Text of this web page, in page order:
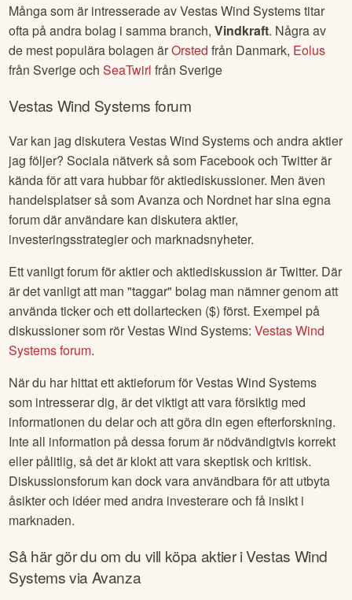
Många som är intresserade avVestas Wind Systemstitar
ofta på andra bolag i samma branch,Vindkraft. Några av
de mest populära bolagen ärOrsted från Danmark, Eolus
frånSverigeochSeaTwirl frånSverige
Vestas Wind Systems forum
Var kan jag diskuteraVestas Wind Systemsoch andra aktier
jag följer? Sociala nätverk så som Facebook och Twitter är
kända för att vara hubbar för aktiediskussioner. Men även
handelsplatser så som Avanza och Nordnet har sina egna
forum där användare kan diskutera aktier,
investeringsstrategier och marknadsnyheter.
Ett vanligt forum för aktier och aktiediskussion är Twitter. Där
är det vanligt att man "taggar" bolag man nämner genom att
använda ticker och ett dollartecken ($) först. Exempel på
diskussioner som rörVestas Wind Systems:Vestas Wind
Systemsforum.
När du har hittat ett aktieforum förVestas Wind Systems
som intresserar dig, är det viktigt att vara försiktig med
informationen du delar och att göra din egen efterforskning.
Inte all information på dessa forum är nödvändigtvis korrekt
eller pålitlig, så det är klokt att vara skeptisk och kritisk.
Diskussionsforum kan dock vara användbara för att utbyta
åsikter och idéer med andra investerare och få insikt i
marknaden.
Så här gör du om du vill köpa aktier iVestas Wind
Systemsvia Avanza